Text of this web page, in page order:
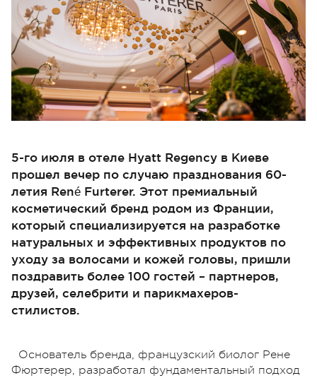
5-го июля в отеле Hyatt Regency в Киеве
прошел вечер по случаю празднования 60-
летия René Furterer. Этот премиальный
косметический бренд родом из Франции,
который специализируется на разработке
натуральных и эффективных продуктов по
уходу за волосами и кожей головы, пришли
поздравить более 100 гостей – партнеров,
друзей, селебрити и парикмахеров-
стилистов.
Основатель бренда, французский биолог Рене
Фюртерер, разработал фундаментальный подход